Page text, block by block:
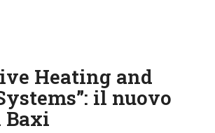
Heating and
il nuovo
Baxi